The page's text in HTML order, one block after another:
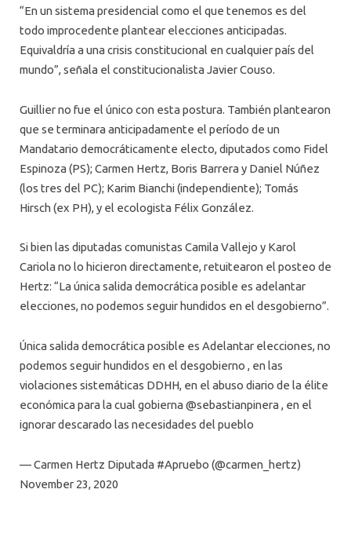
“En un sistema presidencial como el que tenemos es del
todo improcedente plantear elecciones anticipadas.
Equivaldría a una crisis constitucional en cualquier país del
mundo”, señala el constitucionalista Javier Couso.
Guillier no fue el único con esta postura. También plantearon
que se terminara anticipadamente el período de un
Mandatario democráticamente electo, diputados como Fidel
Espinoza (PS); Carmen Hertz, Boris Barrera y Daniel Núñez
(los tres del PC); Karim Bianchi (independiente); Tomás
Hirsch (ex PH), y el ecologista Félix González.
Si bien las diputadas comunistas Camila Vallejo y Karol
Cariola no lo hicieron directamente, retuitearon el posteo de
Hertz: “La única salida democrática posible es adelantar
elecciones, no podemos seguir hundidos en el desgobierno”.
Única salida democrática posible es Adelantar elecciones, no
podemos seguir hundidos en el desgobierno , en las
violaciones sistemáticas DDHH, en el abuso diario de la élite
económica para la cual gobierna @sebastianpinera , en el
ignorar descarado las necesidades del pueblo
— Carmen Hertz Diputada #Apruebo (@carmen_hertz)
November 23, 2020